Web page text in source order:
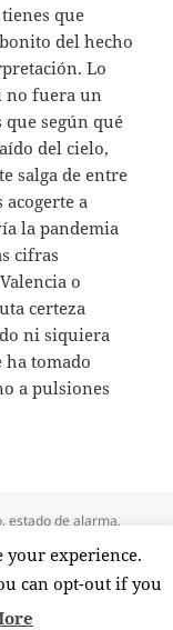
que
del hecho
Lo
no fuera un
que según qué
del cielo,
salga de entre
a
la pandemia
cifras
o
certeza
ni siquiera
tomado
a pulsiones
,estado de alarma,
Una justicia, dos varas
your experience.
can opt-out if you